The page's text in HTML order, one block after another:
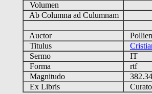
Volumen
Ab Columna ad Culumnam
Auctor
Titulus
Sermo
IT
Forma
rtf
Magnitudo
Ex Libris